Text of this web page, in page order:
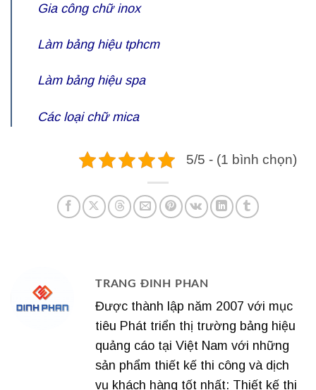
Gia công chữ inox
Làm bảng hiệu tphcm
Làm bảng hiệu spa
Các loại chữ mica
5/5 - (1 bình chọn)
TRANG ĐINH PHAN
Được thành lập năm 2007 với mục
tiêu Phát triển thị trường bảng hiệu
quảng cáo tại Việt Nam với những
sản phẩm thiết kế thi công và dịch
vụ khách hàng tốt nhất: Thiết kế thi